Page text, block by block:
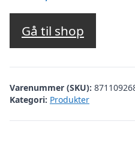
Gå til shop
Varenummer (SKU):
Kategori: Produkter